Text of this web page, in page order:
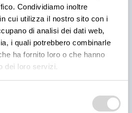
Condividiamo inoltre
cui utilizza il nostro sito con i
di analisi dei dati web,
i quali potrebbero combinarle
ha fornito loro o che hanno
dei loro servizi.
e amore per il
sinonimo di eccellenza: i vini
sono tra i più ricercati